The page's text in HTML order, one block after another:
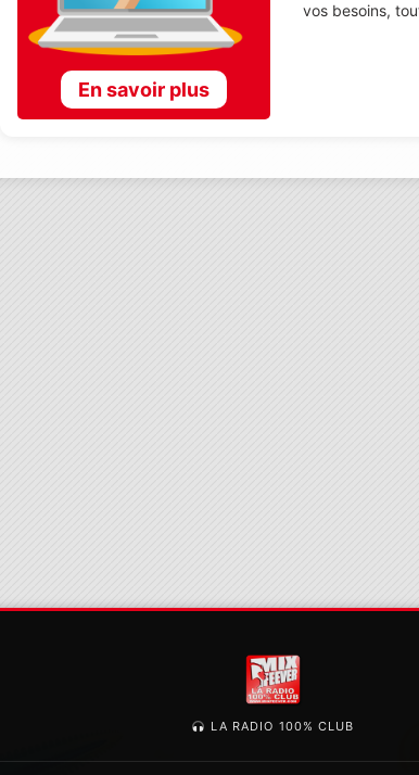
En savoir plus
vos besoins,
LA RADIO 100% CLUB